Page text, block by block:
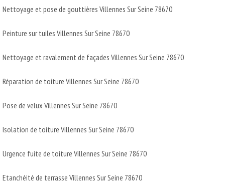
Nettoyage et pose de gouttières Villennes Sur Seine 78670
Peinture sur tuiles Villennes Sur Seine 78670
Nettoyage et ravalement de façades Villennes Sur Seine 78670
Réparation de toiture Villennes Sur Seine 78670
Pose de velux Villennes Sur Seine 78670
Isolation de toiture Villennes Sur Seine 78670
Urgence fuite de toiture Villennes Sur Seine 78670
Etanchéité de terrasse Villennes Sur Seine 78670